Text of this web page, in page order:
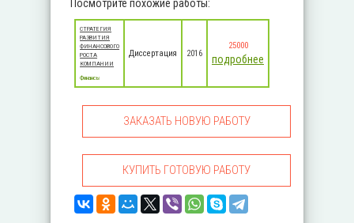
Посмотрите похожие работы:
СТРАТЕГИЯ
РАЗВИТИЯ
ФИНАНСОВОГО
РОСТА
КОМПАНИИ
Финансы
Диссертация 2016
25000
подробнее
ЗАКАЗАТЬ НОВУЮ РАБОТУ
КУПИТЬ ГОТОВУЮ РАБОТУ